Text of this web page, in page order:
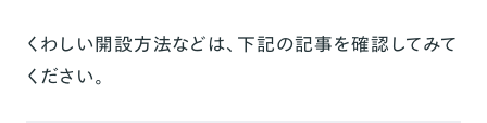
くわしい開設方法などは、下記の記事を確認してみて
ください。